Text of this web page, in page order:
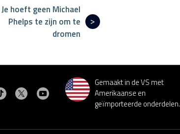
Je hoeft geen Michael
Phelps te zijn om te
dromen
op Facebookop Instagram
MasterSpas op Pinterest
Bezoek MasterSpas op TikTok
Bezoek MasterSpas op X
Bezoek MasterSpas op YouTube
Gemaakt in de VS met
Amerikaanse en
geïmporteerde onderdelen.